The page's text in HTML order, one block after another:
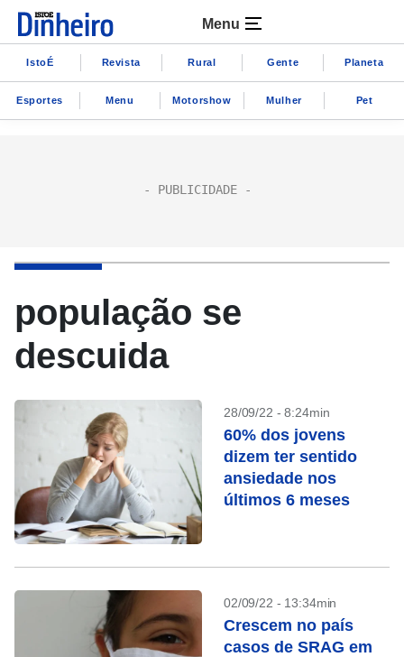
Menu
IstoÉ Revista Rural Gente Planeta
Esportes Menu Motorshow Mulher Pet
população se
descuida
28/09/22 - 8:24min
60% dos jovens
dizem ter sentido
ansiedade nos
últimos 6 meses
02/09/22 - 13:34min
Crescem no país
casos de SRAG em